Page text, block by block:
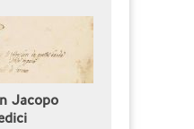
Jacopo